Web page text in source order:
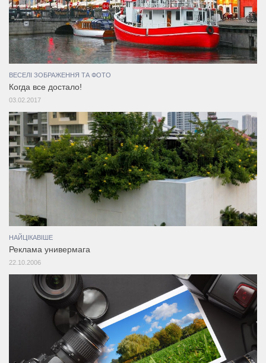
ВЕСЕЛІ ЗОБРАЖЕННЯ ТА ФОТО
Когда все достало!
03.02.2017
НАЙЦІКАВІШЕ
Реклама универмага
22.10.2006